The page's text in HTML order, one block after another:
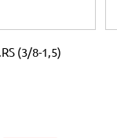
(3/8-1,5)